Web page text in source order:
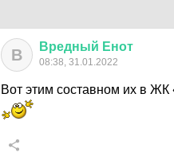
В Вредный Енот
08:38, 31.01.2022
Вот этим составном их в